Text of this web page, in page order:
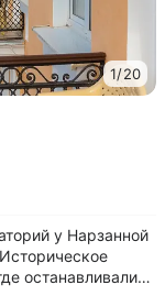
1/20
у Нарзанной
останавливались